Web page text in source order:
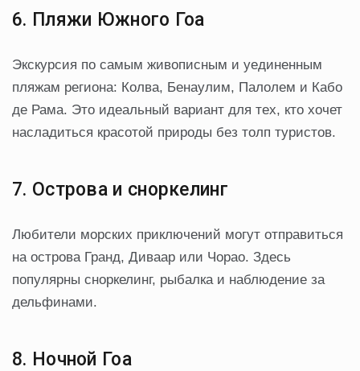
6. Пляжи Южного Гоа
Экскурсия по самым живописным и уединенным
пляжам региона: Колва, Бенаулим, Палолем и Кабо
де Рама. Это идеальный вариант для тех, кто хочет
насладиться красотой природы без толп туристов.
7. Острова и сноркелинг
Любители морских приключений могут отправиться
на острова Гранд, Диваар или Чорао. Здесь
популярны сноркелинг, рыбалка и наблюдение за
дельфинами.
8. Ночной Гоа